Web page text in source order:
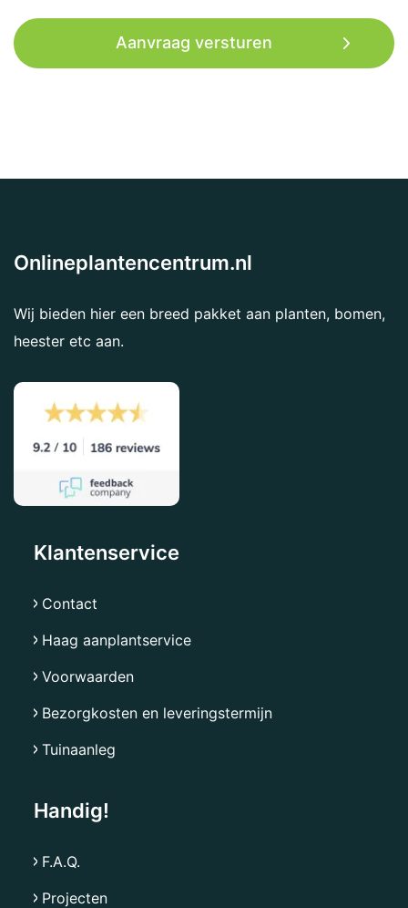
Onlineplantencentrum.nl
Wij bieden hier een breed pakket aan planten, bomen,
heester etc aan.
Klantenservice
Contact
Haag aanplantservice
Voorwaarden
Bezorgkosten en leveringstermijn
Tuinaanleg
Handig!
F.A.Q.
Projecten